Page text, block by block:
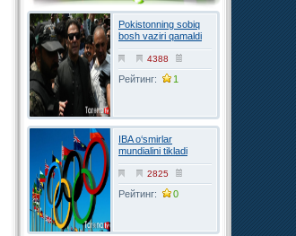
Pokistonning sobiq
bosh vaziri qamaldi
4388
Рейтинг: 1
IBA o‘smirlar
mundialini tikladi
2825
Рейтинг: 0